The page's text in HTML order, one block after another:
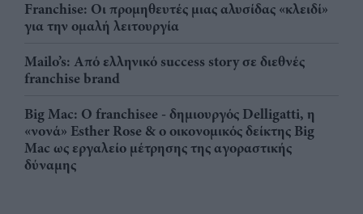
Franchise: Οι προμηθευτές μιας αλυσίδας «κλειδί»
για την ομαλή λειτουργία
Mailo’s: Από ελληνικό success story σε διεθνές
franchise brand
Big Mac: Ο franchisee - δημιουργός Delligatti, η
«νονά» Esther Rose & ο οικονομικός δείκτης Big
Mac ως εργαλείο μέτρησης της αγοραστικής
δύναμης